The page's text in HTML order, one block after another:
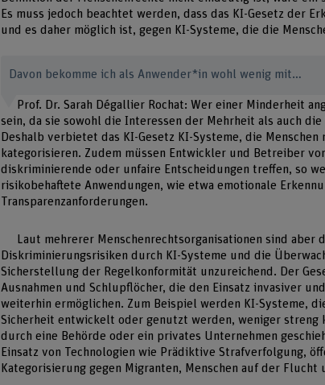
Es muss jedoch beachtet werden, dass das KI-Gesetz der
und es daher möglich ist, gegen KI-Systeme, die die
Davon bekomme ich als Anwender*in wohl wenig mit…
Prof. Dr. Sarah Dégallier Rochat: Wer einer Minderheit
sein, da sie sowohl die Interessen der Mehrheit als auch
Deshalb verbietet das KI-Gesetz KI-Systeme, die
kategorisieren. Zudem müssen Entwickler und Betreiber
diskriminierende oder unfaire Entscheidungen treffen, so
risikobehaftete Anwendungen, wie etwa emotionale
Transparenzanforderungen.
Laut mehrerer Menschenrechtsorganisationen sind aber
Diskriminierungsrisiken durch KI-Systeme und die
Sicherstellung der Regelkonformität unzureichend. Der
Ausnahmen und Schlupflöcher, die den Einsatz invasiver
weiterhin ermöglichen. Zum Beispiel werden KI-Systeme,
Sicherheit entwickelt oder genutzt werden, weniger
durch eine Behörde oder ein privates Unternehmen
Einsatz von Technologien wie Prädiktive Strafverfolgung,
Kategorisierung gegen Migranten, Menschen auf der Flucht